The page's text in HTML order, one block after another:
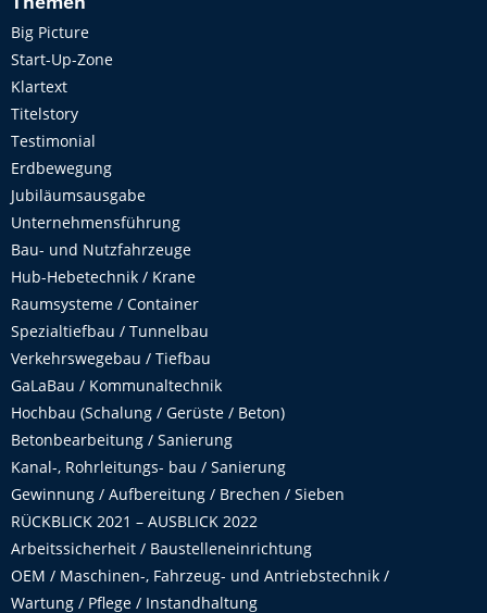
Big Picture
Start-Up-Zone
Klartext
Titelstory
Testimonial
Erdbewegung
Jubiläumsausgabe
Unternehmensführung
Bau- und Nutzfahrzeuge
Hub-Hebetechnik / Krane
Raumsysteme / Container
Spezialtiefbau / Tunnelbau
Verkehrswegebau / Tiefbau
GaLaBau / Kommunaltechnik
Hochbau (Schalung / Gerüste / Beton)
Betonbearbeitung / Sanierung
Kanal-, Rohrleitungs- bau / Sanierung
Gewinnung / Aufbereitung / Brechen / Sieben
RÜCKBLICK 2021 – AUSBLICK 2022
Arbeitssicherheit / Baustelleneinrichtung
OEM / Maschinen-, Fahrzeug- und Antriebstechnik /
Wartung / Pflege / Instandhaltung